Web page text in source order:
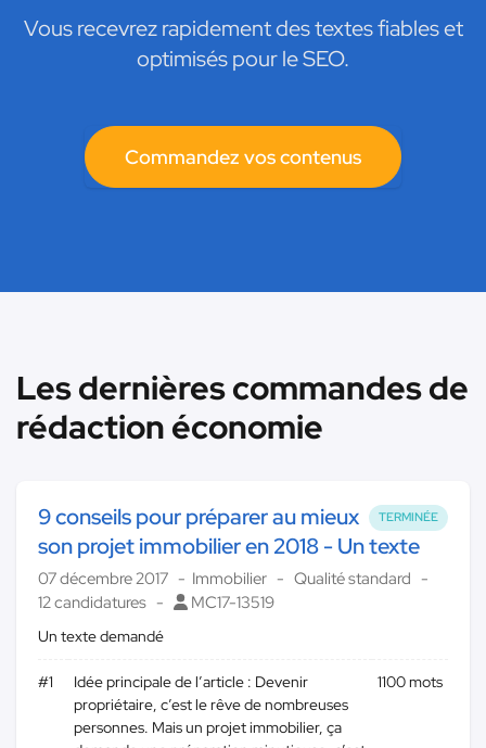
Vous recevrez rapidement des textes fiables et
optimisés pour le SEO.
Commandez vos contenus
Les dernières commandes de
rédaction économie
TERMINÉE
9 conseils pour préparer au mieux
son projet immobilier en 2018 - Un texte
07 décembre 2017 Immobilier
Qualité standard
12 candidatures
MC17-13519
Un texte demandé
#1
Idée principale de l’article : Devenir
propriétaire, c’est le rêve de nombreuses
personnes. Mais un projet immobilier, ça
1100 mots